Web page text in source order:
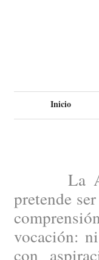
Inicio
La
pretende
vocación:
con